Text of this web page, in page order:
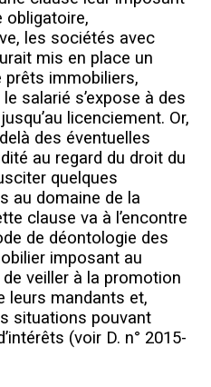
obligatoire,
les sociétés avec
mis en place un
prêts immobiliers,
salarié s’expose à des
licenciement. Or,
des éventuelles
au regard du droit du
quelques
au domaine de la
clause va à l’encontre
de déontologie des
imposant au
de veiller à la promotion
leurs mandants et,
situations pouvant
(voir D. n° 2015-